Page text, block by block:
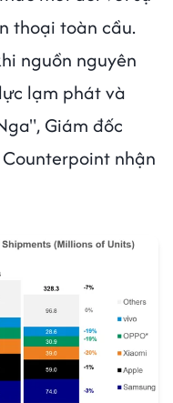
thoại toàn cầu.
nguồn nguyên
lạm phát và
Giám đốc
nhận